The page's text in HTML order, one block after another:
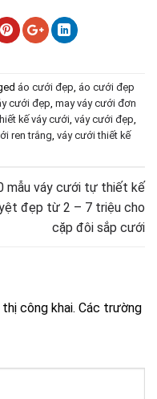
áo cưới đẹp áo cưới đẹp
cưới đẹp may váy cưới đơn
kế váy cưới váy cưới đẹp
ren trắng váy cưới thiết kế
mẫu váy cưới tự thiết kế
đẹp từ 2 – 7 triệu cho
cặp đôi sắp cưới
công khai. Các trường